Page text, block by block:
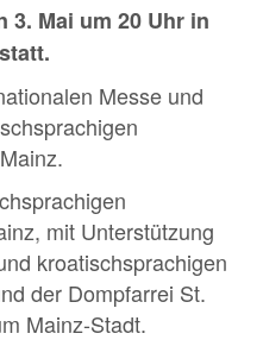
3. Mai um 20 Uhr in
Messe und
mit Unterstützung
kroatischsprachigen
der Dompfarrei St.
Mainz-Stadt.